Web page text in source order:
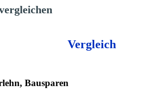
Vergleich
Bausparen